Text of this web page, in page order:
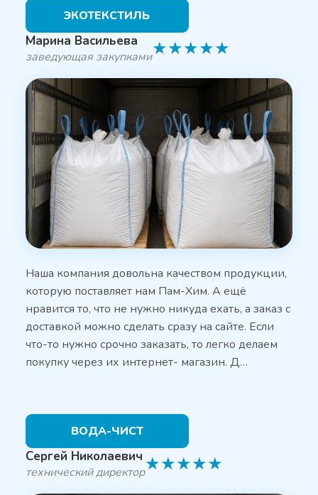
ЭКОТЕКСТИЛЬ
Марина Васильева
заведующая закупками★★★★★
Наша компания довольна качеством продукции,
которую поставляет нам Пам-Хим. А ещё
нравится то, что не нужно никуда ехать, а заказ с
доставкой можно сделать сразу на сайте. Если
что-то нужно срочно заказать, то легко делаем
покупку через их интернет- магазин. Д…
ВОДА-ЧИСТ
Сергей Николаевич
технический директор★★★★★